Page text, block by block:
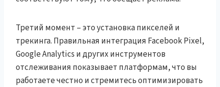
Третий момент – это установка пикселей и
трекинга. Правильная интеграция Facebook Pixel,
Google Analytics и других инструментов
отслеживания показывает платформам, что вы
работаете честно и стремитесь оптимизировать